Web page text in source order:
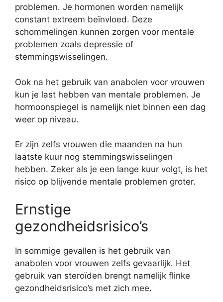
problemen. Je hormonen worden namelijk
constant extreem beïnvloed. Deze
schommelingen kunnen zorgen voor mentale
problemen zoals depressie of
stemmingswisselingen.
Ook na het gebruik van anabolen voor vrouwen
kun je last hebben van mentale problemen. Je
hormoonspiegel is namelijk niet binnen een dag
weer op niveau.
Er zijn zelfs vrouwen die maanden na hun
laatste kuur nog stemmingswisselingen
hebben. Zeker als je een lange kuur volgt, is het
risico op blijvende mentale problemen groter.
Ernstige
gezondheidsrisico’s
In sommige gevallen is het gebruik van
anabolen voor vrouwen zelfs gevaarlijk. Het
gebruik van steroïden brengt namelijk flinke
gezondheidsrisico’s met zich mee.